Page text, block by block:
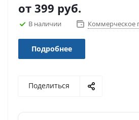
от 399 руб.
В наличии Коммерческое
Подробнее
Поделиться